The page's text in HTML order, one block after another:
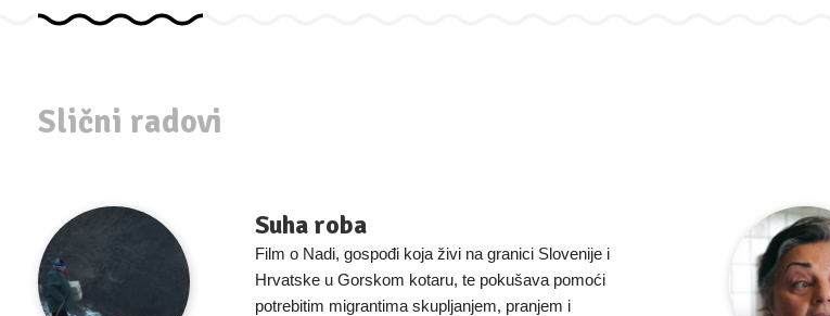
Slični radovi
Suha roba
Film o Nadi, gospođi koja živi na granici Slovenije i
Hrvatske u Gorskom kotaru, te pokušava pomoći
potrebitim migrantima skupljanjem, pranjem i